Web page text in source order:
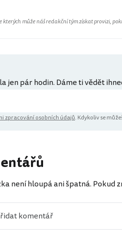
může náš redakční tým získat provizi,
jen pár hodin. Dáme ti vědět
zpracování osobních údajů. Kdykoliv se
není hloupá ani špatná. Pokud